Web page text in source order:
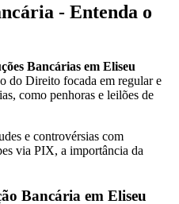
- Entenda o
Bancárias em Eliseu
do Direito focada em regular e
como penhoras e leilões de
e controvérsias com
via PIX, a importância da
Bancária em Eliseu